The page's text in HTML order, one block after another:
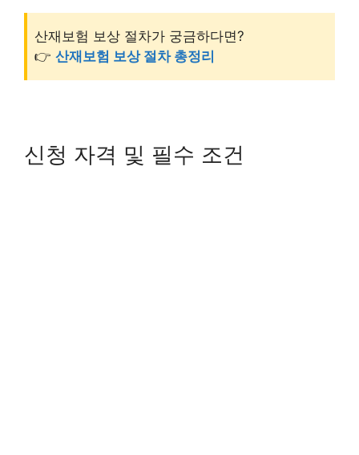
산재보험 보상 절차가 궁금하다면?
👉 산재보험 보상 절차 총정리
신청 자격 및 필수 조건